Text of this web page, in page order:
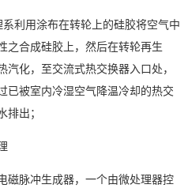
系利用涂布在转轮上的硅胶将空气中
之合成硅胶上，然后在转轮再生
化，至交流式热交换器入口处，
已被室内冷湿空气降温冷却的热交
出；
脉冲生成器，一个由微处理器控